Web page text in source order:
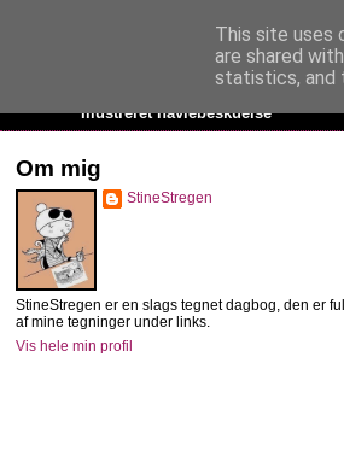
StineStregen
Illustreret navlebeskuelse
Om mig
StineStregen
StineStregen er en slags tegnet dagbog, den er
af mine tegninger under links.
Vis hele min profil
This site uses
are shared
statistics, and